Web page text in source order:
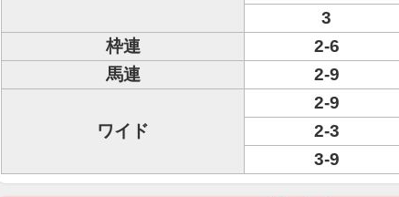
3
枠連
2-6
馬連
2-9
ワイド
2-9
2-3
3-9